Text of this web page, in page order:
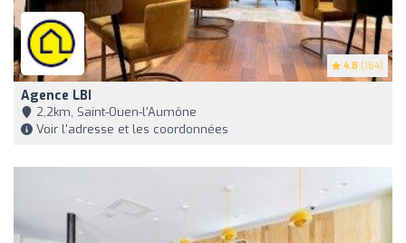
4.8 (164)
Agence LBI
2,2km, Saint-Ouen-l'Aumône
Voir l'adresse et les coordonnées